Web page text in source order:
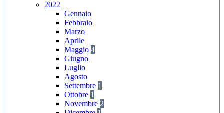
2022
Gennaio
Febbraio
Marzo
Aprile
Maggio 4
Giugno
Luglio
Agosto
Settembre 1
Ottobre 1
Novembre 2